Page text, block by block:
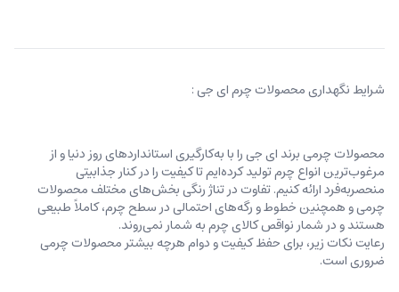
شرایط نگهداری محصولات چرم ای جی :
محصولات چرمی برند ای جی را با به‌کارگیری استانداردهای روز دنیا و از
مرغوب‌ترین انواع چرم تولید کرده‌ایم تا کیفیت را در کنار جذابیتی
منحصربه‌فرد ارائه کنیم. تفاوت در تناژ رنگی بخش‌های مختلف محصولات
چرمی و همچنین خطوط و رگه‌‌های احتمالی در سطح چرم، کاملاً طبیعی
هستند و در شمار نواقص کالای چرم به شمار نمی‌روند.
رعایت نکات زیر، برای حفظ کیفیت و دوام هرچه بیشتر محصولات چرمی
ضروری است.